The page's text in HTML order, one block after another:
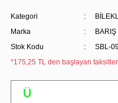
Kategori
Marka
BARIŞ
Stok Kodu
SBL-
*175,25 TL den başlayan